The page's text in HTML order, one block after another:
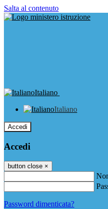
Salta al contenuto
Italiano
Italiano
Accedi
Accedi
button close ×
Password dimenticata?